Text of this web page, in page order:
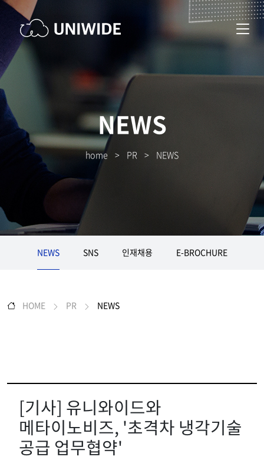
NEWS
home > PR > NEWS
NEWS SNS 인재채용 E-BROCHURE
HOME PR NEWS
[기사] 유니와이드와
메타이노비즈, '초격차 냉각기술
공급 업무협약'